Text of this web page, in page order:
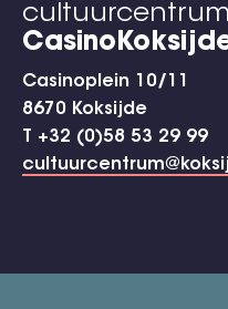
cultuurcentrum
Casinoplein 10/11
8670 Koksijde
T +32 (0)58 53 29 99